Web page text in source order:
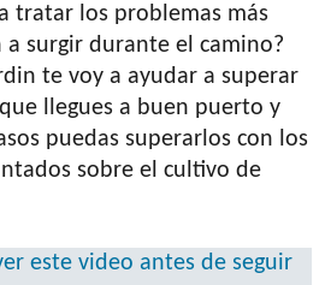
tratar los problemas más
a surgir durante el camino?
te voy a ayudar a superar
llegues a buen puerto y
puedas superarlos con los
sobre el cultivo de
este video antes de seguir